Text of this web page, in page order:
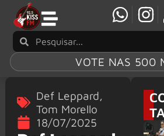
VOTE NAS 500
Def Leppard,
Tom Morello
18/07/2025